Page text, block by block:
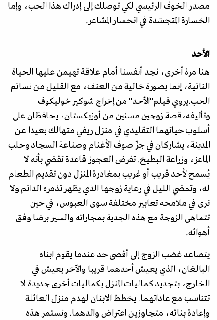
مصدر الخوف الرئيسي لكي توصلك إلى إدراك هذا الحب، وإما
الخسارة المتجسّدة في انحسار المشاعر.
الأحد
هنا مرة أخرى، نجد أنفسنا أمام علاقة تهيمن عليها الحياة
النائية، إنما بصورة خالية من العنف، مع القليل من نسائم
الحب.يروي فيلم"الأحد" من إخراج شوكير خوليكوف
وتأليفه،قصة زوجين مسنين من أوزبكستان، يحافظان على
أسلوب حياتهما التقليدي في منزل ريفي متهالك بعيدا عن
المدينة، يشاركان في جزّ صوف الأغنام وصناعة السجاد وحلب
الماعز، وزراعة البطيخ. تفرض العجوز قاعدة تقضي بأنه لا
يُسمح لأحد قريب أو غريب بمغادرة المنزل دون تقديم الطعام
له، وتمضي الليل في رعاية زوجها الذي يظهر تذمره الدائم ولا
نرى في ملامحه تعابير مختلفة سوى العبوس، في حين
تتماهى الزوجة مع هذه الجدية بمجاراته والسير برضا وفق
أهوائه.
يتصاعد غضب الزوج إلى أقصى حد عندما يقوم ابناه
البالغان، الذي يعيش أحدهما قريبا والآخر يعيش في
الخارج، بتجديد كماليات المنزل بكماليات أخرى جديدة لا
تتناسب مع عاداتهما. يخطط الابنان لهدم منزل العائلة
وإعادة بنائه، متجاوزين اعتراض والدهما. وتستمر هذه